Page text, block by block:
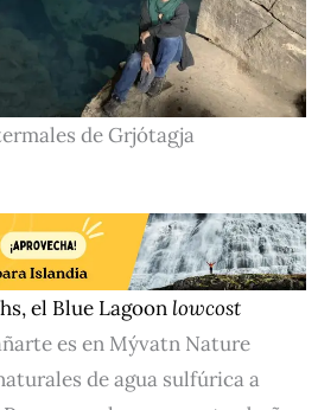
de Grjótagja
el Blue Lagoon lowcost
es en Mývatn Nature
de agua sulfúrica a